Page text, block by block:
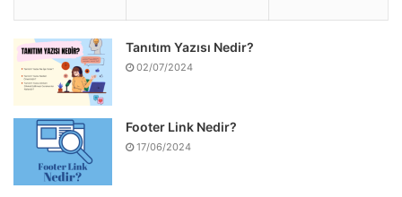
Tanıtım Yazısı Nedir?
02/07/2024
Footer Link Nedir?
17/06/2024